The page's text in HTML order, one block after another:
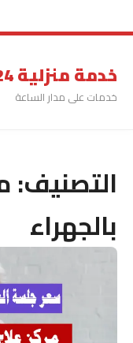
خدمة منزلية 24ساعة
خدمات على مدار الساعة
التصنيف:
بالجهراء